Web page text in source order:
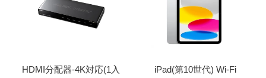
HDMI分配器-4K対応(1入
iPad(第10世代) Wi-Fi